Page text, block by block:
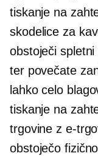
tiskanje na
skodelice za
obstoječi
ter povečate
lahko celo
tiskanje na
trgovine z e-
obstoječo